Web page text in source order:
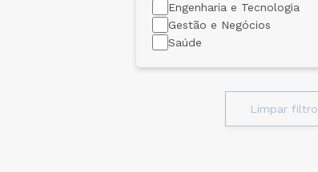
Engenharia e Tecnologia
Gestão e Negócios
Saúde
Limpar filtro